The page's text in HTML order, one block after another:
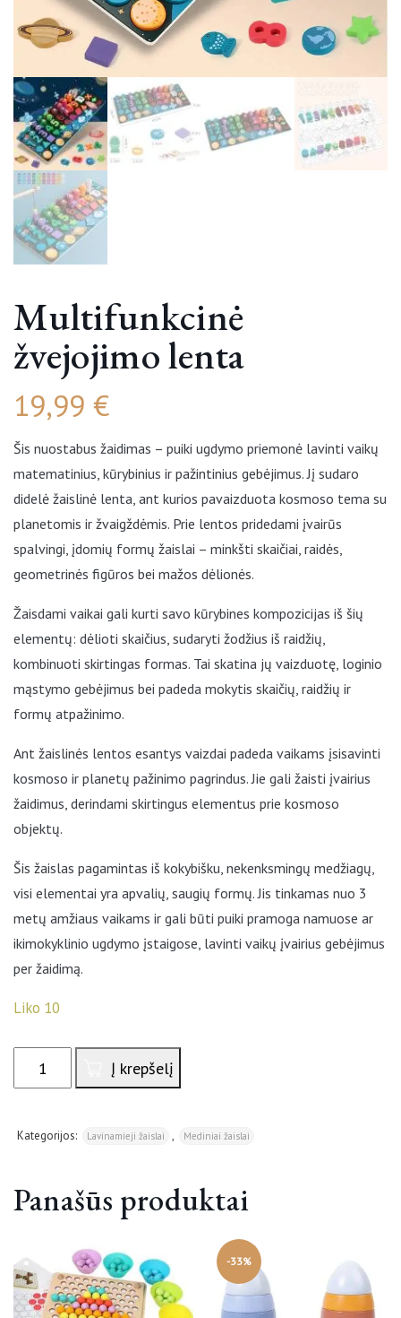
Multifunkcinė
žvejojimo lenta
19,99 €
Šis nuostabus žaidimas – puiki ugdymo priemonė lavinti vaikų
matematinius, kūrybinius ir pažintinius gebėjimus. Jį sudaro
didelė žaislinė lenta, ant kurios pavaizduota kosmoso tema su
planetomis ir žvaigždėmis. Prie lentos pridedami įvairūs
spalvingi, įdomių formų žaislai – minkšti skaičiai, raidės,
geometrinės figūros bei mažos dėlionės.
Žaisdami vaikai gali kurti savo kūrybines kompozicijas iš šių
elementų: dėlioti skaičius, sudaryti žodžius iš raidžių,
kombinuoti skirtingas formas. Tai skatina jų vaizduotę, loginio
mąstymo gebėjimus bei padeda mokytis skaičių, raidžių ir
formų atpažinimo.
Ant žaislinės lentos esantys vaizdai padeda vaikams įsisavinti
kosmoso ir planetų pažinimo pagrindus. Jie gali žaisti įvairius
žaidimus, derindami skirtingus elementus prie kosmoso
objektų.
Šis žaislas pagamintas iš kokybišku, nekenksmingų medžiagų,
visi elementai yra apvalių, saugių formų. Jis tinkamas nuo 3
metų amžiaus vaikams ir gali būti puiki pramoga namuose ar
ikimokyklinio ugdymo įstaigose, lavinti vaikų įvairius gebėjimus
per žaidimą.
Liko 10
produkto
kiekis:
žvejojimo
Į krepšelį
Kategorijos: Lavinamieji žaislai , Mediniai žaislai
Panašūs produktai
-33%